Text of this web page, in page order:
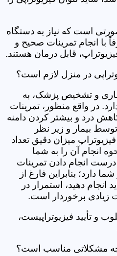
است که نیاز به دستگاه
انجام تمرینات صحیح و
قابل درمان هستند.
در منزل لازم است؟
و تشخیص پزشک، به
در واقع منظور، تمرینات
درد و بیشتر کردن دامنه
بیمار و زیر نظر
میزان دقیق تعداد
انجام آن را به شما
انجام دادن تمرینات
دارد؛ بنابراین فارغ از
انجام دهید، استمرار در
زیادی برخوردار است.
و تأیید فیزیوتراپیست،
چه مشکلاتی مناسب است؟